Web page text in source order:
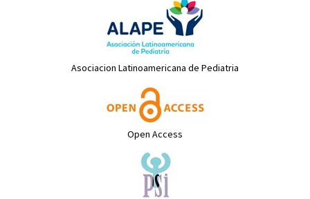
Asociacion Latinoamericana de Pediatria
Open Access